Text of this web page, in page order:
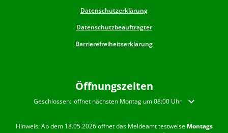
Datenschutzerklärung
Datenschutzbeauftragter
Barrierefreiheitserklärung
Öffnungszeiten
Klicken, um weitere Öffnungs- oder Schließzeiten auszublenden
Geschlossen: öffnet nächsten Montag um 08:00 Uhr
Hinweis: Ab dem 18.05.2026 öffnet das Meldeamt testweise Montags